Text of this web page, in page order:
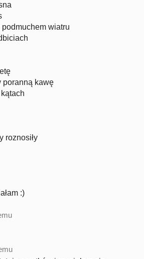
podmuchem wiatru
poranną kawę
roznosiły
:)